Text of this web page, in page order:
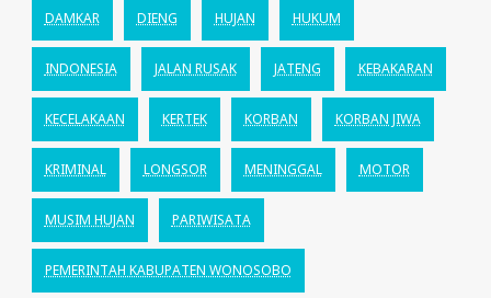
DAMKAR DIENG HUJAN HUKUM
INDONESIA JALAN RUSAK JATENG KEBAKARAN
KECELAKAAN KERTEK KORBAN KORBAN JIWA
KRIMINAL LONGSOR MENINGGAL MOTOR
MUSIM HUJAN PARIWISATA
PEMERINTAH KABUPATEN WONOSOBO